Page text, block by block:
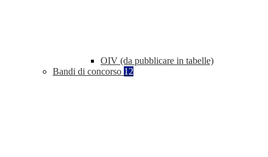
OIV (da pubblicare in tabelle)
Bandi di concorso 12